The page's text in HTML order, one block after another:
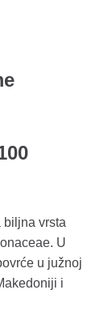
biljna vrsta
U
u južnoj
i